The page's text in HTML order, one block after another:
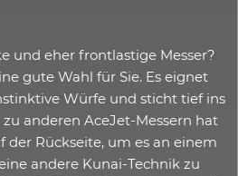
und eher frontlastige Messer?
gute Wahl für Sie. Es eignet
Würfe und sticht tief ins
anderen AceJet-Messern hat
der Rückseite, um es an einem
andere Kunai-Technik zu